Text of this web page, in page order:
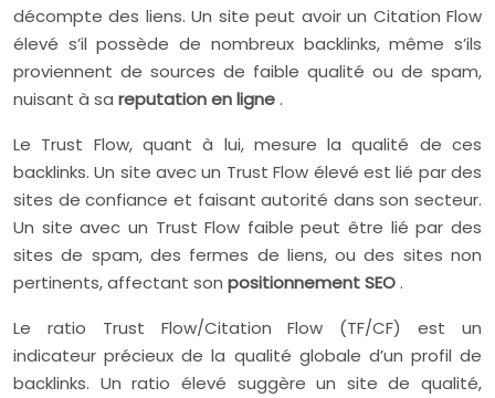
décompte des liens. Un site peut avoir un Citation Flow
élevé s’il possède de nombreux backlinks, même s’ils
proviennent de sources de faible qualité ou de spam,
nuisant à sa reputation en ligne.
Le Trust Flow, quant à lui, mesure la qualité de ces
backlinks. Un site avec un Trust Flow élevé est lié par des
sites de confiance et faisant autorité dans son secteur.
Un site avec un Trust Flow faible peut être lié par des
sites de spam, des fermes de liens, ou des sites non
pertinents, affectant son positionnement SEO.
Le ratio Trust Flow/Citation Flow (TF/CF) est un
indicateur précieux de la qualité globale d’un profil de
backlinks. Un ratio élevé suggère un site de qualité,